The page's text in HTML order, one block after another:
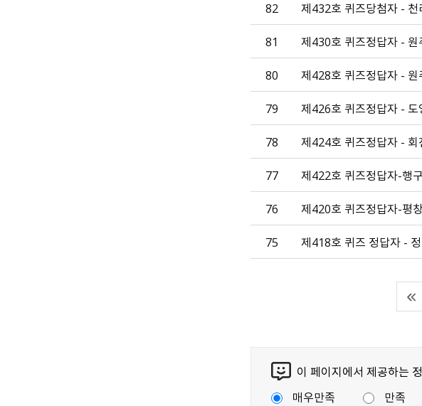
82
제432호 퀴즈당첨자 - 천
81
제430호 퀴즈정답자 - 원
80
제428호 퀴즈정답자 -
79
제426호 퀴즈정답자 - 도
78
제424호 퀴즈정답자 - 회
77
제422호 퀴즈정답자-행
76
제420호 퀴즈정답자-평
75
제418호 퀴즈 정답자 -
이 페이지에서 제공하는
매우만족
만족